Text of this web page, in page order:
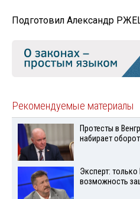
Подготовил Александр
Рекомендуемые материалы
Протесты в
набирает
Эксперт:
возможность